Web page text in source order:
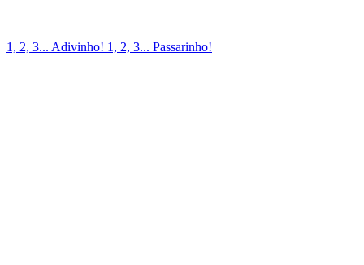
1, 2, 3... Adivinho! 1, 2, 3... Passarinho!